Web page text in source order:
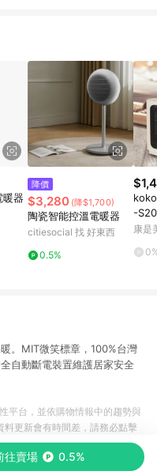
暖器
降價
$3,280 (降$1,700)
陶瓷智能控溫電暖器
citiesocial 找 好東西
0.5%
-
送
康是
。MIT微笑標章，100%台灣
自動斷電裝置維護居家安全
往賣場 0.5%
平台，並依購物情報中的趨勢與
更新會有時間差，請務必點擊
件，一切資訊以合作廠商網頁為